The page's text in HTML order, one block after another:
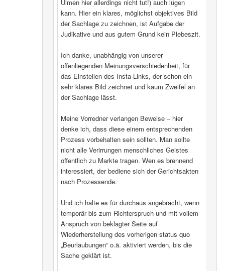
Ulmen hier allerdings nicht tut!) auch lügen
kann. Hier ein klares, möglichst objektives Bild
der Sachlage zu zeichnen, ist Aufgabe der
Judikative und aus gutem Grund kein Plebeszit.
Ich danke, unabhängig von unserer
offenliegenden Meinungsverschiedenheit, für
das Einstellen des Insta-Links, der schon ein
sehr klares Bild zeichnet und kaum Zweifel an
der Sachlage lässt.
Meine Vorredner verlangen Beweise – hier
denke ich, dass diese einem entsprechenden
Prozess vorbehalten sein sollten. Man sollte
nicht alle Verirrungen menschliches Geistes
öffentlich zu Markte tragen. Wen es brennend
interessiert, der bediene sich der Gerichtsakten
nach Prozessende.
Und ich halte es für durchaus angebracht, wenn
temporär bis zum Richterspruch und mit vollem
Anspruch von beklagter Seite auf
Wiederherstellung des vorherigen status quo
„Beurlaubungen“ o.ä. aktiviert werden, bis die
Sache geklärt ist.